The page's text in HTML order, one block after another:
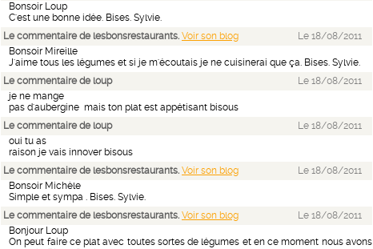
Bonsoir Loup
C'est une bonne idée. Bises. Sylvie.
Le commentaire de lesbonsrestaurants. Voir son blog
Le 18/08/2011
Bonsoir Mireille
J'aime tous les légumes et si je m'écoutais je ne cuisinerai que ça. Bises. Sylvie.
Le commentaire de loup
Le 18/08/2011
je ne mange
pas d'aubergine mais ton plat est appétisant bisous
Le commentaire de loup
Le 18/08/2011
oui tu as
raison je vais innover bisous
Le commentaire de lesbonsrestaurants. Voir son blog
Le 18/08/2011
Bonsoir Michèle
Simple et sympa . Bises. Sylvie.
Le commentaire de lesbonsrestaurants. Voir son blog
Le 18/08/2011
Bonjour Loup
On peut faire ce plat avec toutes sortes de légumes et en ce moment nous avons